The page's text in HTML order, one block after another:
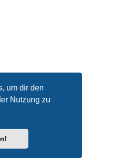
um dir den
Nutzung zu